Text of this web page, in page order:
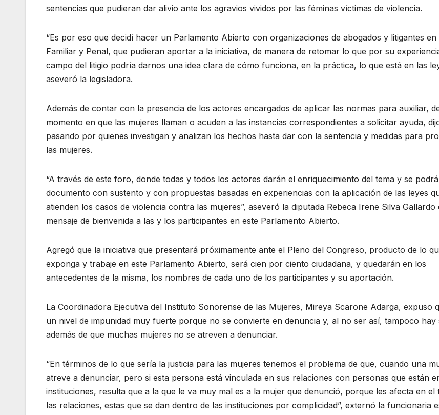
sentencias que pudieran dar alivio ante los agravios vividos por las féminas víctimas de violencia.
“Es por eso que decidí hacer un Parlamento Abierto con organizaciones de abogados y litigantes
Familiar y Penal, que pudieran aportar a la iniciativa, de manera de retomar lo que por su
campo del litigio podría darnos una idea clara de cómo funciona, en la práctica, lo que está en las
aseveró la legisladora.
Además de contar con la presencia de los actores encargados de aplicar las normas para auxiliar,
momento en que las mujeres llaman o acuden a las instancias correspondientes a solicitar ayuda,
pasando por quienes investigan y analizan los hechos hasta dar con la sentencia y medidas para
las mujeres.
“A través de este foro, donde todas y todos los actores darán el enriquecimiento del tema y se
documento con sustento y con propuestas basadas en experiencias con la aplicación de las leyes
atienden los casos de violencia contra las mujeres”, aseveró la diputada Rebeca Irene Silva Gallardo
mensaje de bienvenida a las y los participantes en este Parlamento Abierto.
Agregó que la iniciativa que presentará próximamente ante el Pleno del Congreso, producto de lo
exponga y trabaje en este Parlamento Abierto, será cien por ciento ciudadana, y quedarán en los
antecedentes de la misma, los nombres de cada uno de los participantes y su aportación.
La Coordinadora Ejecutiva del Instituto Sonorense de las Mujeres, Mireya Scarone Adarga, expuso
un nivel de impunidad muy fuerte porque no se convierte en denuncia y, al no ser así, tampoco hay
además de que muchas mujeres no se atreven a denunciar.
“En términos de lo que sería la justicia para las mujeres tenemos el problema de que, cuando una
atreve a denunciar, pero si esta persona está vinculada en sus relaciones con personas que están
instituciones, resulta que a la que le va muy mal es a la mujer que denunció, porque les afecta en el
las relaciones, estas que se dan dentro de las instituciones por complicidad”, externó la funcionaria